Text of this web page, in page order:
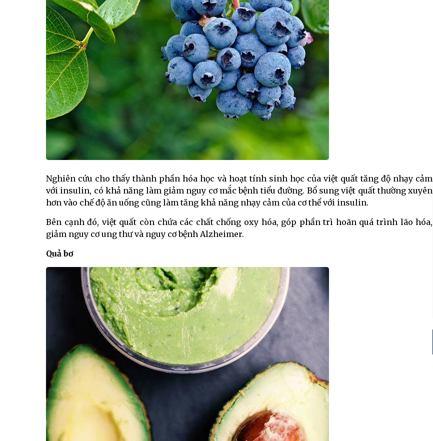
Nghiên cứu cho thấy thành phần hóa học và hoạt tính sinh học của việt quất tăng độ nhạy cảm
với insulin, có khả năng làm giảm nguy cơ mắc bệnh tiểu đường. Bổ sung việt quất thường xuyên
hơn vào chế độ ăn uống cũng làm tăng khả năng nhạy cảm của cơ thể với insulin.
Bên cạnh đó, việt quất còn chứa các chất chống oxy hóa, góp phần trì hoãn quá trình lão hóa,
giảm nguy cơ ung thư và nguy cơ bệnh Alzheimer.
Quả bơ